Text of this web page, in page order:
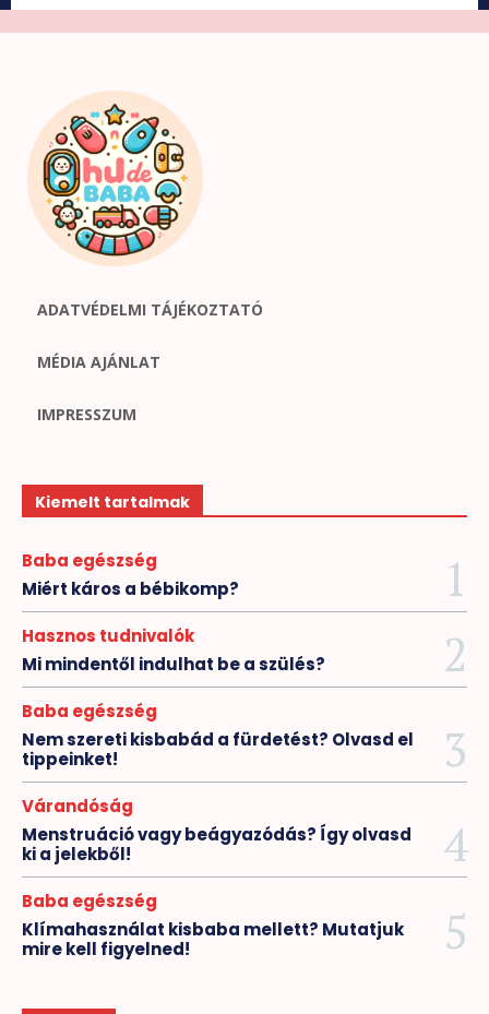
ADATVÉDELMI TÁJÉKOZTATÓ
MÉDIA AJÁNLAT
IMPRESSZUM
Kiemelt tartalmak
Baba egészség
Miért káros a bébikomp?
Hasznos tudnivalók
Mi mindentől indulhat be a szülés?
Baba egészség
Nem szereti kisbabád a fürdetést? Olvasd el
tippeinket!
Várandóság
Menstruáció vagy beágyazódás? Így olvasd
ki a jelekből!
Baba egészség
Klímahasználat kisbaba mellett? Mutatjuk
mire kell figyelned!